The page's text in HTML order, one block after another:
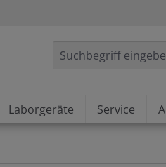
Laborgeräte Service